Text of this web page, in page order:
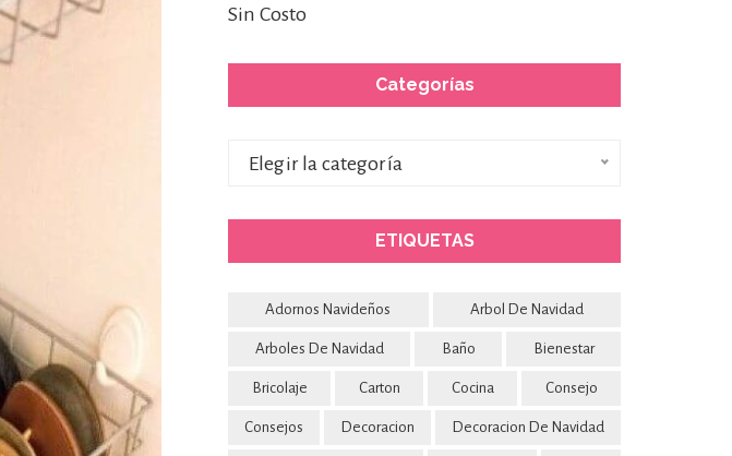
Sin Costo
Categorías
Categorías
Elegir la categoría
ETIQUETAS
Adornos Navideños Arbol De Navidad
Arboles De Navidad Baño Bienestar
Bricolaje Carton Cocina Consejo
Consejos Decoracion Decoracion De Navidad